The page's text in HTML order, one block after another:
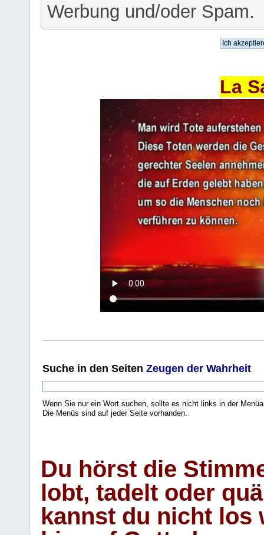
Werbung und/oder Spam.
La
Suche in den Seiten Zeugen der Wahrheit
Wenn Sie nur ein Wort suchen, sollte es nicht links in der
Die Menüs sind auf jeder Seite vorhanden..
Du hörst die
lobt, tadelt oder
kannst du nicht los